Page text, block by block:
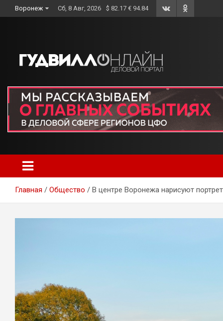
to
Воронеж Сб, 8 Авг, 2026 $ 82.17 € 94.84
Главная Общество В центре Воронежа нарисуют